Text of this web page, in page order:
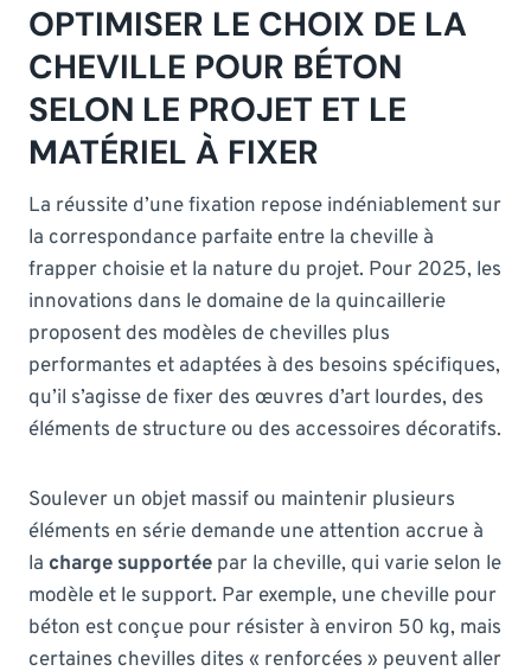
OPTIMISER LE CHOIX DE LA
CHEVILLE POUR BÉTON
SELON LE PROJET ET LE
MATÉRIEL À FIXER
La réussite d’une fixation repose indéniablement sur
la correspondance parfaite entre la cheville à
frapper choisie et la nature du projet. Pour 2025, les
innovations dans le domaine de la quincaillerie
proposent des modèles de chevilles plus
performantes et adaptées à des besoins spécifiques,
qu’il s’agisse de fixer des œuvres d’art lourdes, des
éléments de structure ou des accessoires décoratifs.
Soulever un objet massif ou maintenir plusieurs
éléments en série demande une attention accrue à
la charge supportée par la cheville, qui varie selon le
modèle et le support. Par exemple, une cheville pour
béton est conçue pour résister à environ 50 kg, mais
certaines chevilles dites « renforcées » peuvent aller